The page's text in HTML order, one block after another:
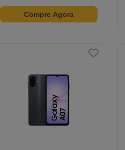
Compre Agora